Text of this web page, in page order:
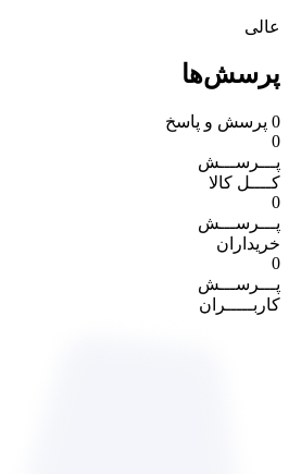
عالی
پرسش‌ها
0 پرسش و پاسخ
0
پـــرســـش
کــــل کالا
0
پـــرســـش
خریداران
0
پـــرســـش
کاربـــــران